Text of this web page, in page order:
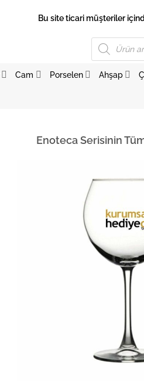
Bu site ticari müşteriler
Products
search
Cam Porselen Ahşap
Enoteca Serisinin